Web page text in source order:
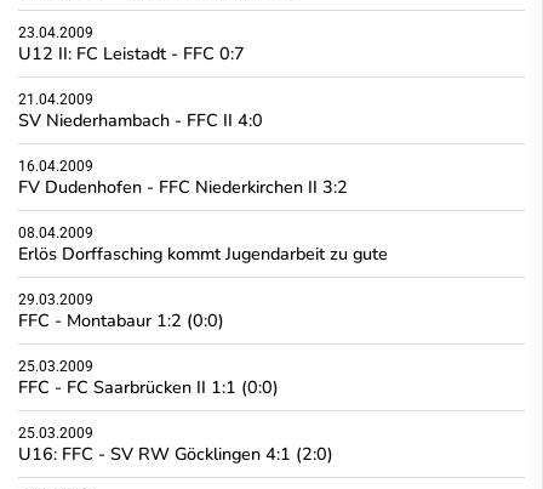
23.04.2009
U12 II: FC Leistadt - FFC 0:7
21.04.2009
SV Niederhambach - FFC II 4:0
16.04.2009
FV Dudenhofen - FFC Niederkirchen II 3:2
08.04.2009
Erlös Dorffasching kommt Jugendarbeit zu gute
29.03.2009
FFC - Montabaur 1:2 (0:0)
25.03.2009
FFC - FC Saarbrücken II 1:1 (0:0)
25.03.2009
U16: FFC - SV RW Göcklingen 4:1 (2:0)